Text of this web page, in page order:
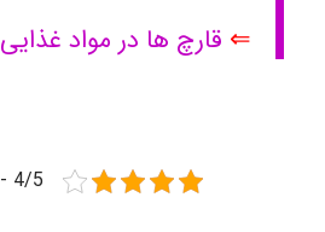
⇐ قارچ ها در مواد غذایی
4/5 - (1 امتیاز)